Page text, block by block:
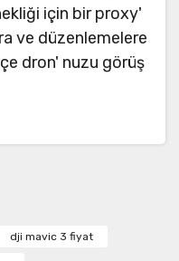
için bir proxy'
ve düzenlemelere
dron' nuzu görüş
dji mavic 3 fiyat